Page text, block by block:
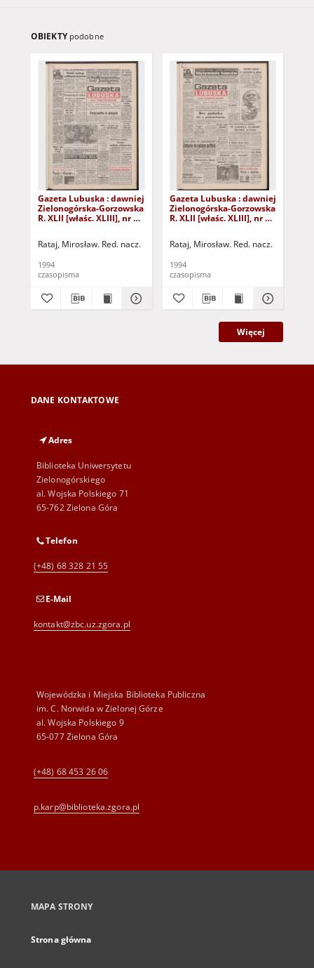
OBIEKTY podobne
Gazeta Lubuska : dawniej
Zielonogórska-Gorzowska
R. XLII [właśc. XLIII], nr 14
Rataj, Mirosław. Red. nacz.
1994
czasopisma
Gazeta Lubuska : dawniej
Zielonogórska-Gorzowska
R. XLII [właśc. XLIII], nr 8
Rataj, Mirosław. Red. nacz.
1994
czasopisma
Więcej
DANE KONTAKTOWE
Adres
Biblioteka Uniwersytetu
Zielonogórskiego
al. Wojska Polskiego 71
65-762 Zielona Góra
Telefon
(+48) 68 328 21 55
E-Mail
kontakt@zbc.uz.zgora.pl
Wojewódzka i Miejska Biblioteka Publiczna
im. C. Norwida w Zielonej Górze
al. Wojska Polskiego 9
65-077 Zielona Góra
(+48) 68 453 26 06
p.karp@biblioteka.zgora.pl
MAPA STRONY
Strona główna